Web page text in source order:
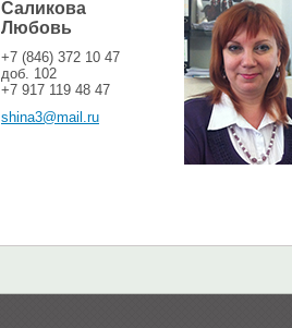
Саликова
Любовь
+7 (846) 372 10 47
доб. 102
+7 917 119 48 47
shina3@mail.ru